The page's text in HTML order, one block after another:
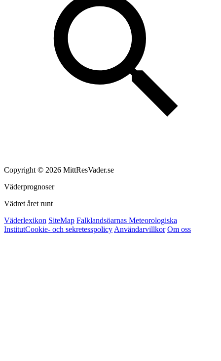
Copyright © 2026 MittResVader.se
Väderprognoser
Vädret året runt
Väderlexikon SiteMap Falklandsöarnas Meteorologiska
InstitutCookie- och sekretesspolicy Användarvillkor Om oss